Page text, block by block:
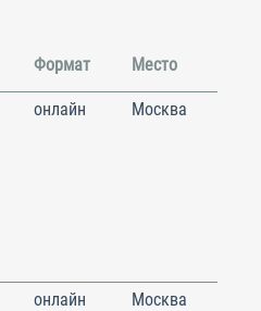
Формат Место
онлайн Москва
онлайн Москва